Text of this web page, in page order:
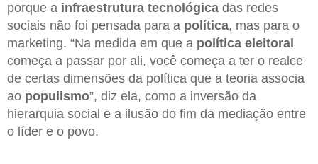
porque a infraestrutura tecnológica das redes
sociais não foi pensada para a política, mas para o
marketing. “Na medida em que a política eleitoral
começa a passar por ali, você começa a ter o realce
de certas dimensões da política que a teoria associa
ao populismo”, diz ela, como a inversão da
hierarquia social e a ilusão do fim da mediação entre
o líder e o povo.